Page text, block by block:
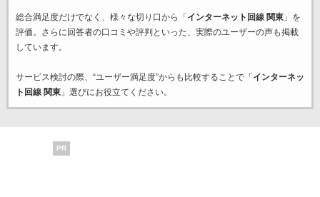
総合満足度だけでなく、様々な切り口から「 インターネット回線 関東」を
評価。さらに回答者の口コミや評判といった、実際のユーザーの声も掲載
しています。
サービス検討の際、“ユーザー満足度”からも比較することで「 インターネッ
ト回線 関東」選びにお役立てください。
PR